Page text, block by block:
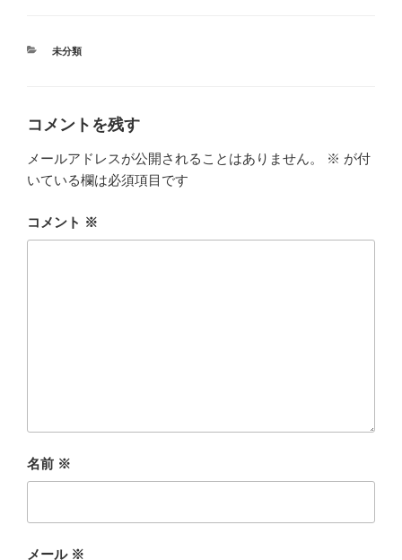
カ
未分類
コメントを残す
メールアドレスが公開されることはありません。 ※ が付
いている欄は必須項目です
コメント ※
名前 ※
メール ※